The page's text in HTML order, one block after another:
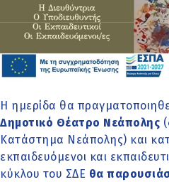
Η ημερίδα θα
Δημοτικό Θέατρο Νεάπολης
Κατάστημα Νεάπολης) και
εκπαιδευόμενοι και
κύκλου του ΣΔΕ θα